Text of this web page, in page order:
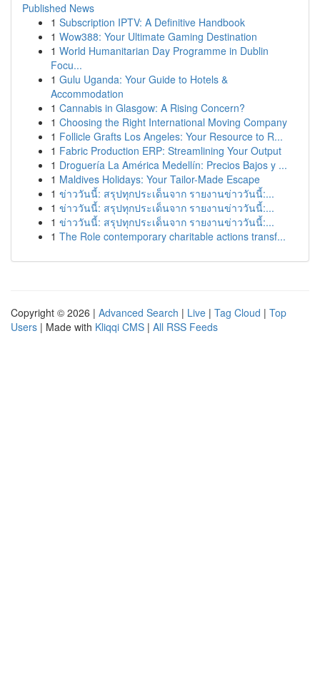
Published News
1 Subscription IPTV: A Definitive Handbook
1 Wow388: Your Ultimate Gaming Destination
1 World Humanitarian Day Programme in Dublin
Focu...
1 Gulu Uganda: Your Guide to Hotels &
Accommodation
1 Cannabis in Glasgow: A Rising Concern?
1 Choosing the Right International Moving Company
1 Follicle Grafts Los Angeles: Your Resource to R...
1 Fabric Production ERP: Streamlining Your Output
1 Droguería La América Medellín: Precios Bajos y ...
1 Maldives Holidays: Your Tailor-Made Escape
1 ข่าววันนี้: สรุปทุกประเด็นจาก รายงานข่าววันนี้:...
1 ข่าววันนี้: สรุปทุกประเด็นจาก รายงานข่าววันนี้:...
1 ข่าววันนี้: สรุปทุกประเด็นจาก รายงานข่าววันนี้:...
1 The Role contemporary charitable actions transf...
Copyright © 2026 | Advanced Search | Live | Tag Cloud | Top
Users | Made with Kliqqi CMS | All RSS Feeds